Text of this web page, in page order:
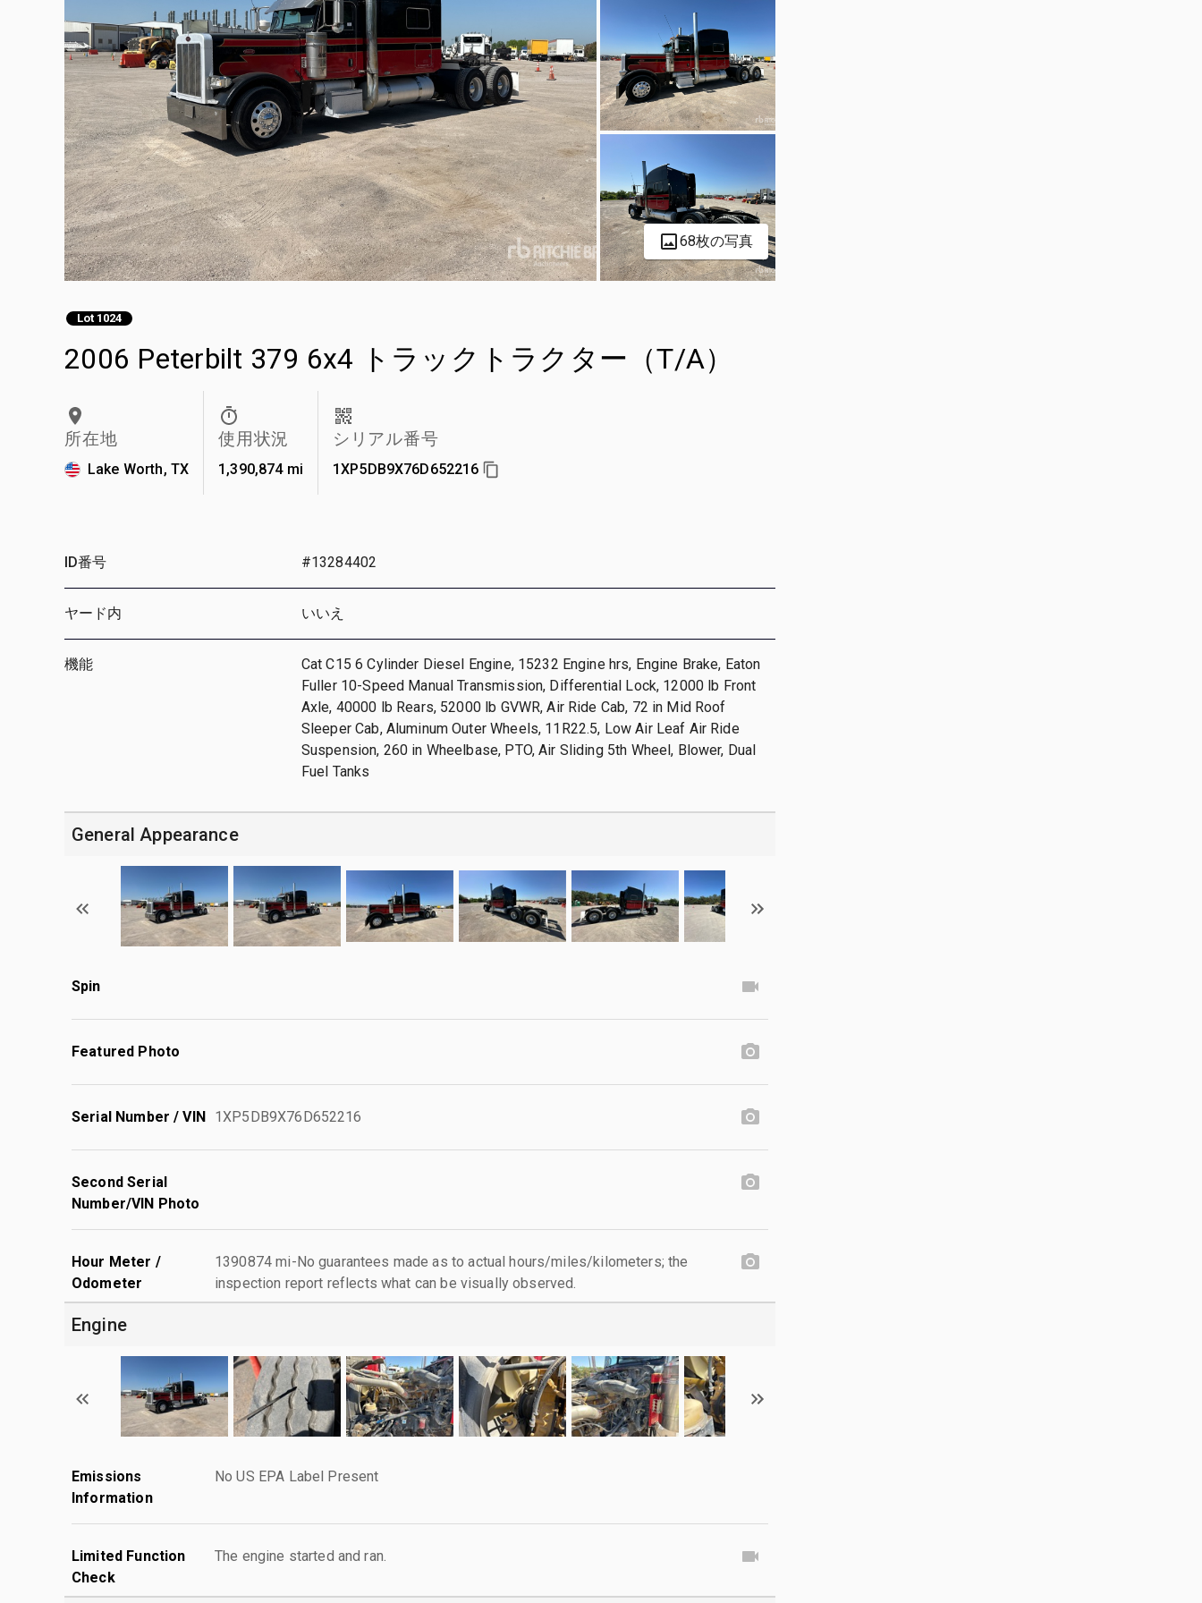
68枚の写真
Lot 1024
2006 Peterbilt 379 6x4 トラックトラクター（T/A）
所在地
Lake Worth, TX
使用状況
1,390,874 mi
シリアル番号
1XP5DB9X76D652216
ID番号 #13284402
ヤード内 いいえ
機能
Cat C15 6 Cylinder Diesel Engine, 15232 Engine hrs, Engine Brake, Eaton
Fuller 10-Speed Manual Transmission, Differential Lock, 12000 lb Front
Axle, 40000 lb Rears, 52000 lb GVWR, Air Ride Cab, 72 in Mid Roof
Sleeper Cab, Aluminum Outer Wheels, 11R22.5, Low Air Leaf Air Ride
Suspension, 260 in Wheelbase, PTO, Air Sliding 5th Wheel, Blower, Dual
Fuel Tanks
General Appearance
Spin
Featured Photo
Serial Number / VIN 1XP5DB9X76D652216
Second Serial
Number/VIN Photo
Hour Meter /
Odometer
1390874 mi-No guarantees made as to actual hours/miles/kilometers; the
inspection report reflects what can be visually observed.
Engine
Emissions
Information
No US EPA Label Present
Limited Function
Check
The engine started and ran.